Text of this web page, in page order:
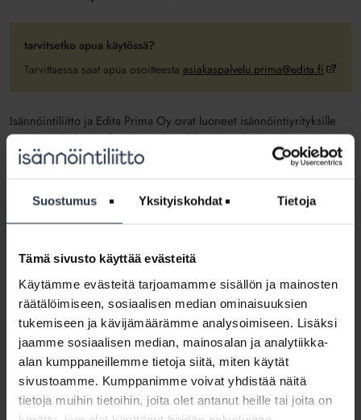
Suostumus Yksityiskohdat Tietoja
Tämä sivusto käyttää evästeitä
Käytämme evästeitä tarjoamamme sisällön ja mainosten
räätälöimiseen, sosiaalisen median ominaisuuksien
tukemiseen ja kävijämäärämme analysoimiseen. Lisäksi
jaamme sosiaalisen median, mainosalan ja analytiikka-
alan kumppaneillemme tietoja siitä, miten käytät
sivustoamme. Kumppanimme voivat yhdistää näitä
tietoja muihin tietoihin, joita olet antanut heille tai joita on
tarvitsetko apua käytössä?
Tarvittaessa saat apua osoitteesta asiakaspalvelu.prima@edita.fi
Isännöintiliitto ja Edita Prima Oy ovat luoneet isännöintiyrityksille
postituspalvelun, jolla voi sujuvasti lähettää erilaisia viestejä
taloyhtiöiden osakkaille tai asukkaille. Postituspalvelun kautta
isännöintiyrityksen logo ja vaikkapa kuva kyseisestä taloyhtiöstä.
Isännöintiliitto on luonut palveluun muutamat valmiit kannet, joita
taloyhtiökohtainen sisältö ja osoitteisto.
Edita tulostaa ja postittaa
Edita Prima Oy huolehtii aineiston tulostamisesta ja postittamisesta.
Palvelua suunnitellessa on kiinnitetty erityistä huomiota siihen, että
yhtiökokouskutsun pitää lähteä osakkaille viimeistään kahta viikkoa
ennen kokousta. Tämä vaatii isännöintiyrityksiltä ennakointia, sillä
tulostus vie muutaman työpäivän.